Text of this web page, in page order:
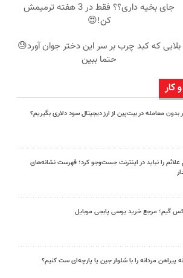
جای بخیه داری؟؟ فقط در 3 هفته ترمیمش
کن!😍
بلایی که کبد چرب بر سر این دختر جوان آورد😓
حتما ببین
کار
بدون معامله در بیت‌پین از ارز دیجیتال سود دلاری بگیریم؟
علائم را نباید در اینترنت جست‌وجو کرد؛ فهرست نشانه‌های
گیم؛ مرجع خرید یوسی پابجی موبایل
پیراهن مردانه را با شلوار جین یا پارچه‌ای ست کنیم؟